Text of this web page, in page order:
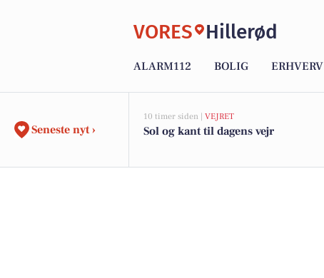
VORES Hillerød
ALARM112 BOLIG ERHVERV
Seneste nyt ›
10 timer siden | VEJRET
Sol og kant til dagens vejr